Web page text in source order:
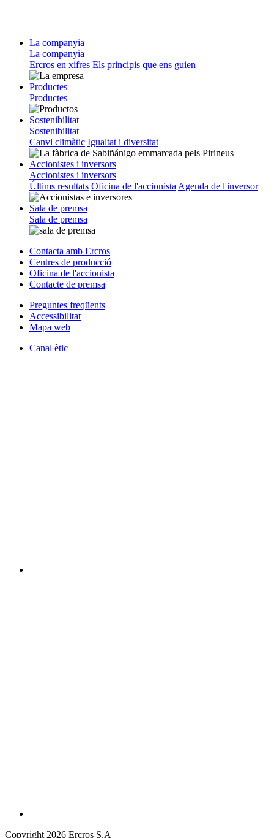
La companyia
La companyia
Ercros en xifres Els principis que ens guien
Productes
Productes
Sostenibilitat
Sostenibilitat
Canvi climàtic Igualtat i diversitat
Accionistes i inversors
Accionistes i inversors
Últims resultats Oficina de l'accionista Agenda de l'inversor
Sala de premsa
Sala de premsa
Contacta amb Ercros
Centres de producció
Oficina de l'accionista
Contacte de premsa
Preguntes freqüents
Accessibilitat
Mapa web
Canal ètic
Copyright 2026 Ercros S.A